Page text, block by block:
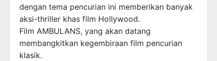
dengan tema pencurian ini memberikan banyak
aksi-thriller khas film Hollywood.
Film AMBULANS, yang akan datang
membangkitkan kegembiraan film pencurian
klasik.